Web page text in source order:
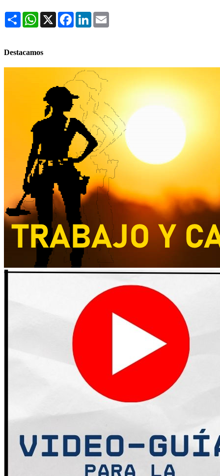
Share WhatsApp
X FacebookLinkedIn
Destacamos